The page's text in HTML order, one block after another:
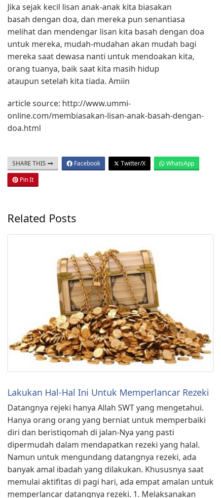
Jika sejak kecil lisan anak-anak kita biasakan
basah dengan doa, dan mereka pun senantiasa
melihat dan mendengar lisan kita basah dengan doa
untuk mereka, mudah-mudahan akan mudah bagi
mereka saat dewasa nanti untuk mendoakan kita,
orang tuanya, baik saat kita masih hidup
ataupun setelah kita tiada. Amiin
article source: http://www.ummi-
online.com/membiasakan-lisan-anak-basah-dengan-
doa.html
SHARE THIS Facebook Twitter/X
WhatsApp
Pin It
Related Posts
Lakukan Hal-Hal Ini Untuk Memperlancar Rezeki
Datangnya rejeki hanya Allah SWT yang mengetahui.
Hanya orang orang yang berniat untuk memperbaiki
diri dan beristiqomah di jalan-Nya yang pasti
dipermudah dalam mendapatkan rezeki yang halal.
Namun untuk mengundang datangnya rezeki, ada
banyak amal ibadah yang dilakukan. Khususnya saat
memulai aktifitas di pagi hari, ada empat amalan untuk
memperlancar datangnya rezeki. 1. Melaksanakan